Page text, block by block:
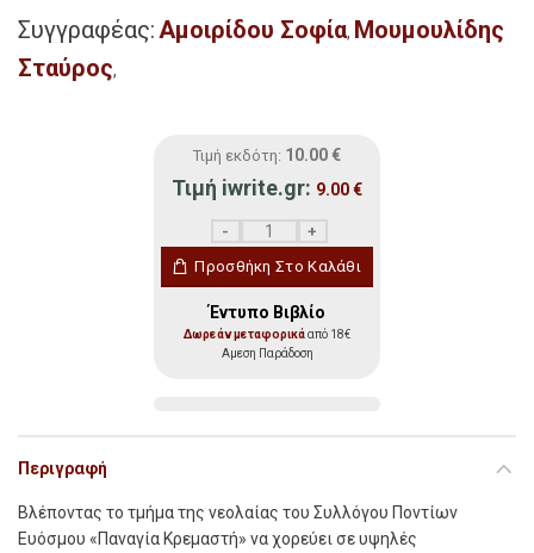
Συγγραφέας:Αμοιρίδου Σοφία, Μουμουλίδης
Σταύρος,
Τιμή εκδότη: 10.00 €
Τιμή iwrite.gr: 9.00€
Προσθήκη Στο Καλάθι
Έντυπο Βιβλίο
Δωρεάν μεταφορικάαπό 18€
Αμεση Παράδοση
Περιγραφή
Βλέποντας το τμήμα της νεολαίας του Συλλόγου Ποντίων
Ευόσμου «Παναγία Κρεμαστή» να χορεύει σε υψηλές